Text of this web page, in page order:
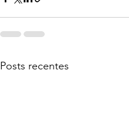
Posts recentes